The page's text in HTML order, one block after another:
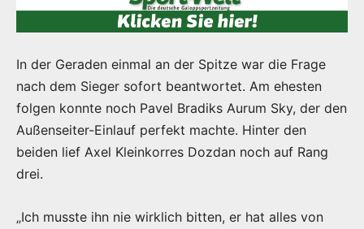
In der Geraden einmal an der Spitze war die Frage
nach dem Sieger sofort beantwortet. Am ehesten
folgen konnte noch Pavel Bradiks Aurum Sky, der den
Außenseiter-Einlauf perfekt machte. Hinter den
beiden lief Axel Kleinkorres Dozdan noch auf Rang
drei.
„Ich musste ihn nie wirklich bitten, er hat alles von